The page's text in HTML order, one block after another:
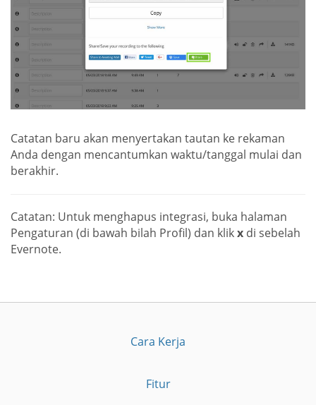
Catatan baru akan menyertakan tautan ke rekaman
Anda dengan mencantumkan waktu/tanggal mulai dan
berakhir.
Catatan: Untuk menghapus integrasi, buka halaman
Pengaturan (di bawah bilah Profil) dan klikx di sebelah
Evernote.
Cara Kerja
Fitur